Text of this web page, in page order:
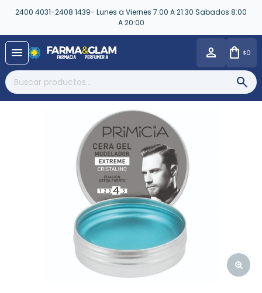
2400 4031-2408 1439- Lunes a Viernes 7:00 A 21:30 Sabados 8:00
A 20:00
menu $0